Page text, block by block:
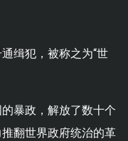
缉犯，被称之为“世
暴政，解放了数十个
翻世界政府统治的革